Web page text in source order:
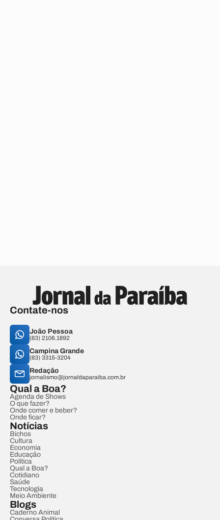
Contate-nos
João Pessoa
(83) 2106.1892
Campina Grande
(83) 3315-3204
Redação
jornalismo@jornaldaparaiba.com.br
Qual a Boa?
Agenda de Shows
O que fazer?
Onde comer e beber?
Onde ficar?
Notícias
Bichos
Cultura
Economia
Educação
Política
Qual a Boa?
Cotidiano
Saúde
Tecnologia
Meio Ambiente
Blogs
Caderno Animal